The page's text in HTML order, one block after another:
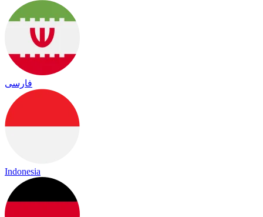
فارسی
Indonesia